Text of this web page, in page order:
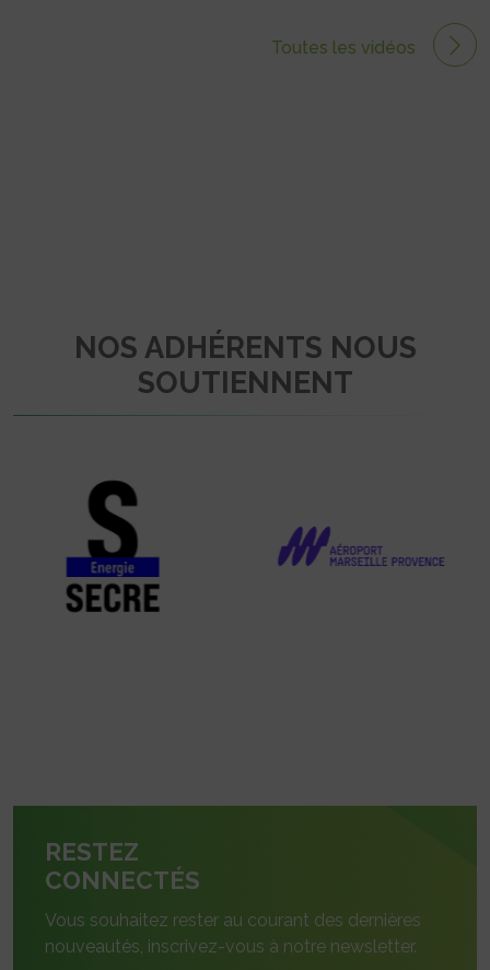
Toutes les vidéos
NOS ADHÉRENTS NOUS
SOUTIENNENT
RESTEZ
CONNECTÉS
Vous souhaitez rester au courant des dernières
nouveautés, inscrivez-vous à notre newsletter.